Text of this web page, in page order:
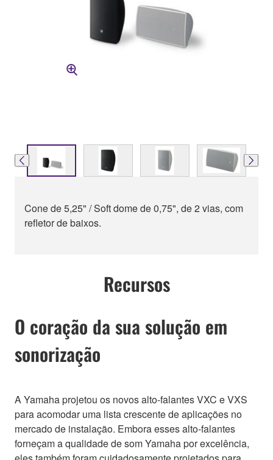
Cone de 5,25" / Soft dome de 0,75", de 2 vias, com
refletor de baixos.
Recursos
O coração da sua solução em
sonorização
A Yamaha projetou os novos alto-falantes VXC e VXS
para acomodar uma lista crescente de aplicações no
mercado de instalação. Embora esses alto-falantes
forneçam a qualidade de som Yamaha por excelência,